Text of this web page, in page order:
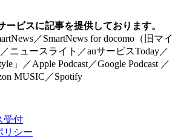
ービスに記事を提供しております。
／SmartNews for docomo（旧マイ
ニュースライト／auサービスToday／
」／Apple Podcast／Google Podcast ／
MUSIC／Spotify
受付
リシー